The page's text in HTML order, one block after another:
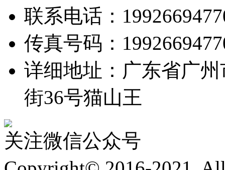
联系电话：
传真号码：
详细地址：广东省广
街36号猫山王
关注微信公众号